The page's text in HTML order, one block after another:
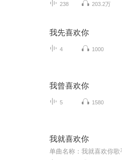
238 203.2万
我先喜欢你
4 1000
我曾喜欢你
5 1580
我就喜欢你